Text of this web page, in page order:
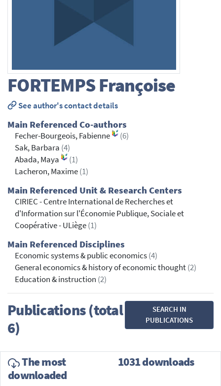
FORTEMPSFrançoise
See author's contact details
Main Referenced Co-authors
Fecher-Bourgeois, Fabienne
(6)
Sak, Barbara (4)
Abada, Maya
(1)
Lacheron, Maxime(1)
Main Referenced Unit & Research Centers
CIRIEC - Centre International de Recherches et
d'Information sur l'Économie Publique, Sociale et
Coopérative - ULiège(1)
Main Referenced Disciplines
Economic systems & public economics(4)
General economics & history of economic thought(2)
Education & instruction (2)
Publications (total
6)
SEARCH IN
PUBLICATIONS
The most
downloaded
1031 downloads